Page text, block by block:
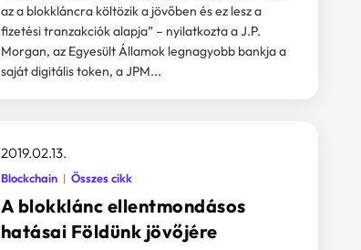
az a blokkláncra költözik a jövőben és ez lesz a
fizetési tranzakciók alapja” – nyilatkozta a J.P.
Morgan, az Egyesült Államok legnagyobb bankja a
saját digitális token, a JPM...
A blokklánc ellentmondásos
hatásai Földünk jövőjére
2019.02.13.
Blockchain Összes cikk